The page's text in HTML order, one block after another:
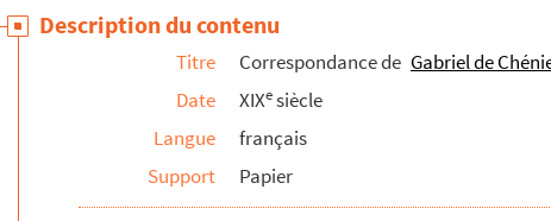
18 ; CHE 13690-24 ; CHE 13690-30 ; CHE 13690-41 ; CHE 13690-45 ;
au service du Plan de Paris à la préfecture de la Seine
de M. de Colonjon
Description du contenu
Titre Correspondance de Gabriel de
Date
XIXesiècle
Langue
français
Support
Papier